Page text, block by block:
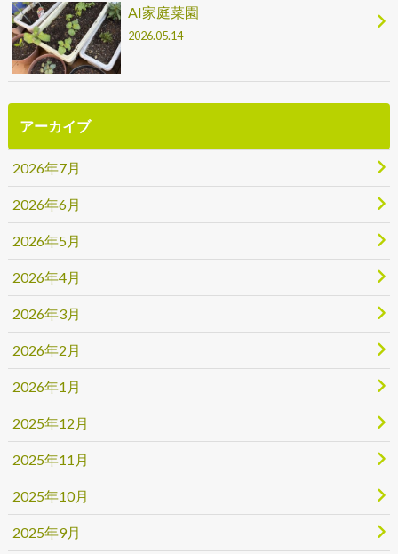
AI家庭菜園
2026.05.14
アーカイブ
2026年7月
2026年6月
2026年5月
2026年4月
2026年3月
2026年2月
2026年1月
2025年12月
2025年11月
2025年10月
2025年9月